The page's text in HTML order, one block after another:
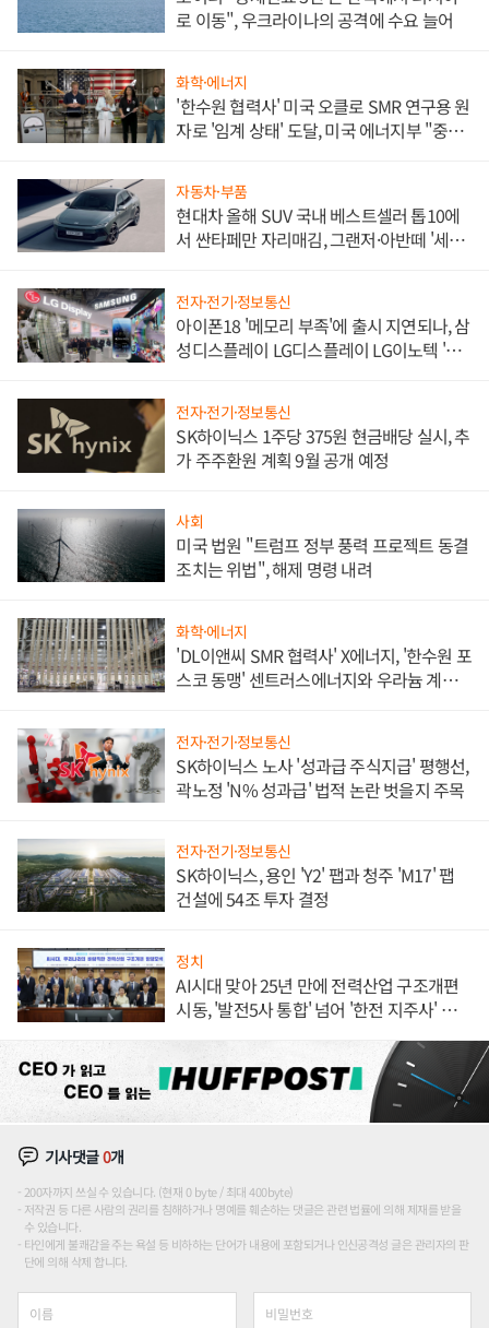
로 이동", 우크라이나의 공격에 수요 늘어
화학·에너지
'한수원 협력사' 미국 오클로 SMR 연구용 원
자로 '임계 상태' 도달, 미국 에너지부 "중요
자동차·부품
현대차 올해 SUV 국내 베스트셀러 톱10에
서 싼타페만 자리매김, 그랜저·아반떼 '세단
전자·전기·정보통신
아이폰18 '메모리 부족'에 출시 지연되나, 삼
성디스플레이 LG디스플레이 LG이노텍 '탈
전자·전기·정보통신
SK하이닉스 1주당 375원 현금배당 실시, 추
가 주주환원 계획 9월 공개 예정
사회
미국 법원 "트럼프 정부 풍력 프로젝트 동결
조치는 위법", 해제 명령 내려
화학·에너지
'DL이앤씨 SMR 협력사' X에너지, '한수원 포
스코 동맹' 센트러스에너지와 우라늄 계약
전자·전기·정보통신
SK하이닉스 노사 '성과급 주식지급' 평행선,
곽노정 'N% 성과급' 법적 논란 벗을지 주목
전자·전기·정보통신
SK하이닉스, 용인 'Y2' 팹과 청주 'M17' 팹
건설에 54조 투자 결정
정치
AI시대 맞아 25년 만에 전력산업 구조개편
시동, '발전5사 통합' 넘어 '한전 지주사' 재편
기사댓글0개
200자까지 쓰실 수 있습니다. (현재 0 byte / 최대 400byte)
저작권 등 다른 사람의 권리를 침해하거나 명예를 훼손하는 댓글은 관련 법률에 의해 제재를 받을
수 있습니다.
타인에게 불쾌감을 주는 욕설 등 비하하는 단어가 내용에 포함되거나 인신공격성 글은 관리자의 판
단에 의해 삭제 합니다.